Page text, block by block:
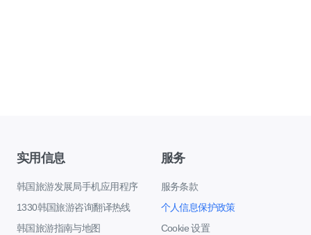
实用信息
韩国旅游发展局手机应用程序
1330韩国旅游咨询翻译热线
韩国旅游指南与地图
服务
服务条款
个人信息保护政策
Cookie 设置